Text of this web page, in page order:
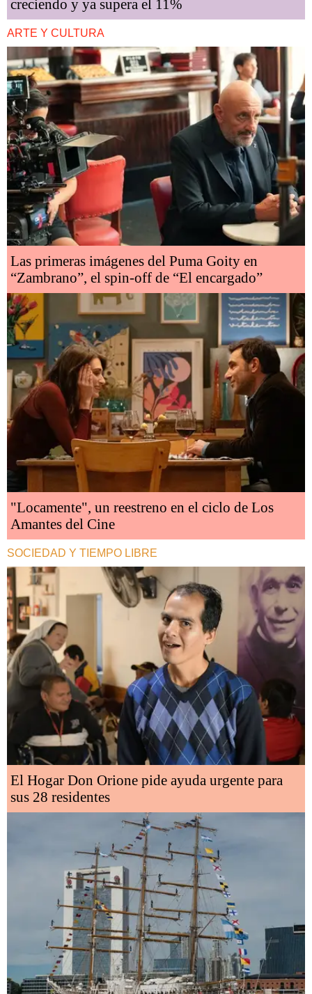
creciendo y ya supera el 11%
ARTE Y CULTURA
Las primeras imágenes del Puma Goity en
“Zambrano”, el spin-off de “El encargado”
"Locamente", un reestreno en el ciclo de Los
Amantes del Cine
SOCIEDAD Y TIEMPO LIBRE
El Hogar Don Orione pide ayuda urgente para
sus 28 residentes